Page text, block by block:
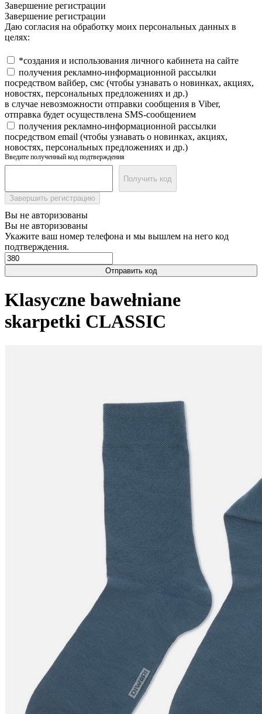
Завершение регистрации
Завершение регистрации
Даю согласия на обработку моих персональных данных в
целях:
*создания и использования личного кабинета на сайте
получения рекламно-информационной рассылки
посредством вайбер, смс (чтобы узнавать о новинках, акциях,
новостях, персональных предложениях и др.)
в случае невозможности отправки сообщения в Viber,
отправка будет осуществлена SMS-сообщением
получения рекламно-информационной рассылки
посредством email (чтобы узнавать о новинках, акциях,
новостях, персональных предложениях и др.)
Введите полученный код подтверждения
Получить код
Завершить регистрацию
Вы не авторизованы
Вы не авторизованы
Укажите ваш номер телефона и мы вышлем на него код
подтверждения.
Отправить код
Klasyczne bawełniane
skarpetki CLASSIC